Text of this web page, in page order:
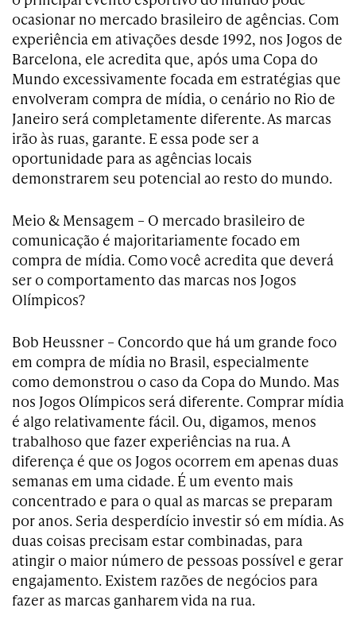
ocasionar no mercado brasileiro de agências. Com
experiência em ativações desde 1992, nos Jogos de
Barcelona, ele acredita que, após uma Copa do
Mundo excessivamente focada em estratégias que
envolveram compra de mídia, o cenário no Rio de
Janeiro será completamente diferente. As marcas
irão às ruas, garante. E essa pode ser a
oportunidade para as agências locais
demonstrarem seu potencial ao resto do mundo.
Meio & Mensagem – O mercado brasileiro de
comunicação é majoritariamente focado em
compra de mídia. Como você acredita que deverá
ser o comportamento das marcas nos Jogos
Olímpicos?
Bob Heussner – Concordo que há um grande foco
em compra de mídia no Brasil, especialmente
como demonstrou o caso da Copa do Mundo. Mas
nos Jogos Olímpicos será diferente. Comprar mídia
é algo relativamente fácil. Ou, digamos, menos
trabalhoso que fazer experiências na rua. A
diferença é que os Jogos ocorrem em apenas duas
semanas em uma cidade. É um evento mais
concentrado e para o qual as marcas se preparam
por anos. Seria desperdício investir só em mídia. As
duas coisas precisam estar combinadas, para
atingir o maior número de pessoas possível e gerar
engajamento. Existem razões de negócios para
fazer as marcas ganharem vida na rua.